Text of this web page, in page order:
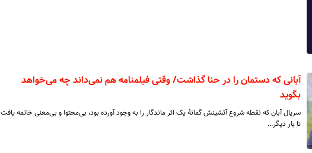
آبانی که دستمان را در حنا گذاشت/ وقتی فیلمنامه هم نمی‌داند چه می‌خواهد
بگوید
سریال آبان که نقطه شروع آتشینش گمانۀ یک اثر ماندگار را به وجود آورده بود، بی‌محتوا و بی‌معنی خاتمه یافت
تا بار دیگر…